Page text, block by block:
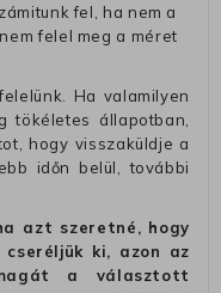
fel, ha nem a
felel meg a méret
Ha valamilyen
tökéletes állapotban,
hogy visszaküldje a
időn belül, további
azt szeretné, hogy
ki, azon az
a választott